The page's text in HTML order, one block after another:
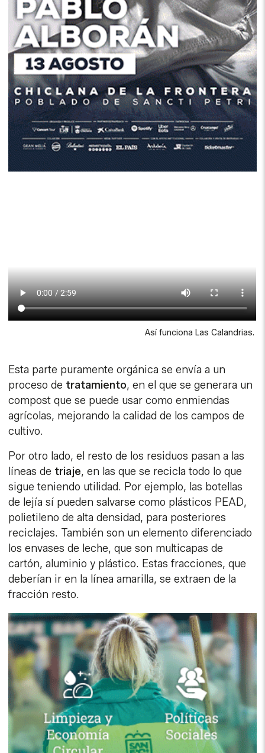
Así funciona Las Calandrias.
Esta parte puramente orgánica se envía a un
proceso de tratamiento, en el que se generara un
compost que se puede usar como enmiendas
agrícolas, mejorando la calidad de los campos de
cultivo.
Por otro lado, el resto de los residuos pasan a las
líneas de triaje, en las que se recicla todo lo que
sigue teniendo utilidad. Por ejemplo, las botellas
de lejía sí pueden salvarse como plásticos PEAD,
polietileno de alta densidad, para posteriores
reciclajes. También son un elemento diferenciado
los envases de leche, que son multicapas de
cartón, aluminio y plástico. Estas fracciones, que
deberían ir en la línea amarilla, se extraen de la
fracción resto.